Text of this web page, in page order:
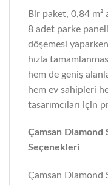
Bir paket, 0,84 m²
8 adet parke
döşemesi
hızla
hem de geniş
hem ev sahipleri
tasarımcıları için
Çamsan Diamond
Seçenekleri
Çamsan Diamond